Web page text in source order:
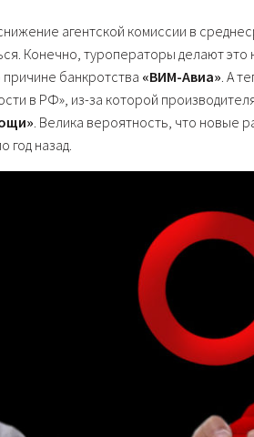
агентской комиссии в
Конечно, туроператоры делают
банкротства «ВИМ-Авиа». А
в РФ», из-за которой
. Велика вероятность, что новые
год назад.